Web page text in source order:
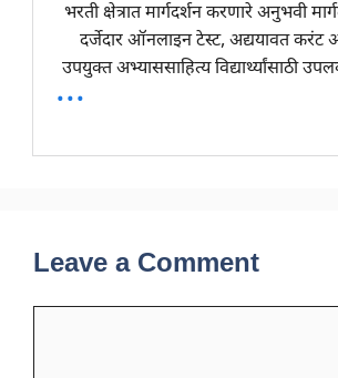
भरती क्षेत्रात मार्गदर्शन करणारे अनुभवी
दर्जेदार ऑनलाइन टेस्ट, अद्ययावत
उपयुक्त अभ्याससाहित्य विद्यार्थ्यांसाठी
...
Leave a Comment